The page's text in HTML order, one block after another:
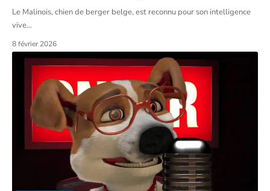
Le Malinois, chien de berger belge, est reconnu pour son intelligence
vive…
8 février 2026